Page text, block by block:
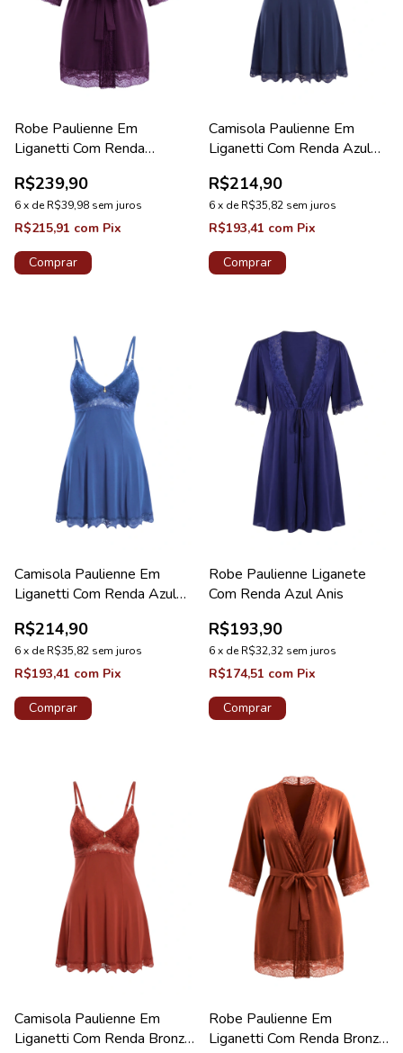
Robe Paulienne Em
Liganetti Com Renda
R$239,90
6x deR$39,98 sem juros
R$215,91 com Pix
Comprar
Camisola Paulienne Em
Liganetti Com Renda Azul
R$214,90
6x deR$35,82 sem juros
R$193,41 com Pix
Comprar
Camisola Paulienne Em
Liganetti Com Renda Azul
R$214,90
6x deR$35,82 sem juros
R$193,41 com Pix
Comprar
Robe Paulienne Liganete
Com Renda Azul Anis
R$193,90
6x deR$32,32 sem juros
R$174,51 com Pix
Comprar
Camisola Paulienne Em
Liganetti Com Renda Bronze
Robe Paulienne Em
Liganetti Com Renda Bronze